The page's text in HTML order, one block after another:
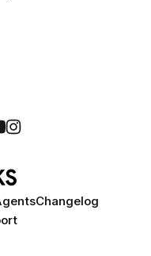
having to search
Changelog